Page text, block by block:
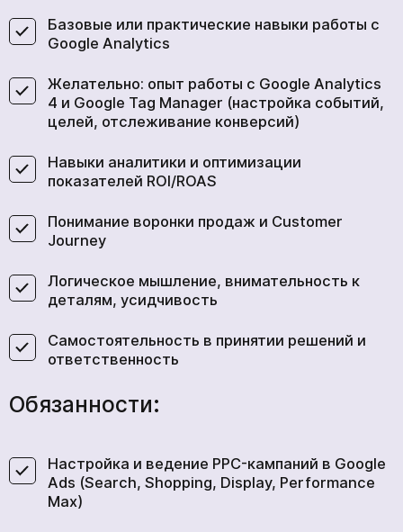
Базовые или практические навыки работы с
Google Analytics
Желательно: опыт работы с Google Analytics
4 и Google Tag Manager (настройка событий,
целей, отслеживание конверсий)
Навыки аналитики и оптимизации
показателей ROI/ROAS
Понимание воронки продаж и Customer
Journey
Логическое мышление, внимательность к
деталям, усидчивость
Самостоятельность в принятии решений и
ответственность
Обязанности:
Настройка и ведение PPC-кампаний в Google
Ads (Search, Shopping, Display, Performance
Max)